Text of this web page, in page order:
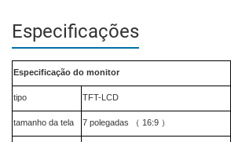
Especificações
Especificação do monitor
tipo TFT-LCD
tamanho da tela 7 polegadas （ 16:9 ）